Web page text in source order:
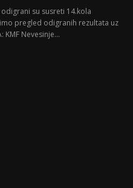
su susreti 14.kola
pregled odigranih rezultata uz
KMF Nevesinje...